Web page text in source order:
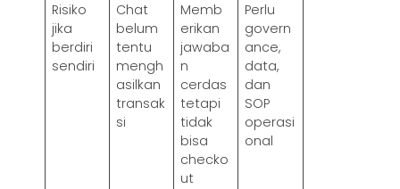
Risiko
jika
berdiri
sendiri
Chat
belum
tentu
mengh
asilkan
transak
si
Memb
erikan
jawaba
n
cerdas
tetapi
tidak
bisa
checko
ut
Perlu
govern
ance,
data,
dan
SOP
operasi
onal